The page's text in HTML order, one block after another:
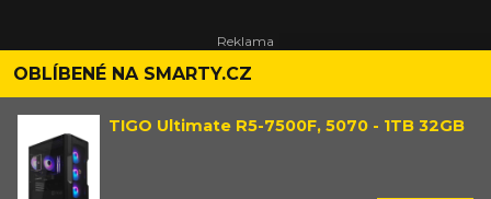
OBLÍBENÉ NA SMARTY.CZ
TIGO Ultimate R5-7500F, 5070 - 1TB 32GB